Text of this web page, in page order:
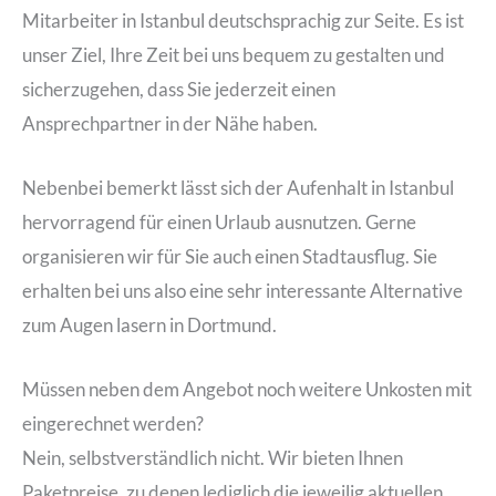
Mitarbeiter in Istanbul deutschsprachig zur Seite. Es ist
unser Ziel, Ihre Zeit bei uns bequem zu gestalten und
sicherzugehen, dass Sie jederzeit einen
Ansprechpartner in der Nähe haben.
Nebenbei bemerkt lässt sich der Aufenhalt in Istanbul
hervorragend für einen Urlaub ausnutzen. Gerne
organisieren wir für Sie auch einen Stadtausflug. Sie
erhalten bei uns also eine sehr interessante Alternative
zum Augen lasern in Dortmund.
Müssen neben dem Angebot noch weitere Unkosten mit
eingerechnet werden?
Nein, selbstverständlich nicht. Wir bieten Ihnen